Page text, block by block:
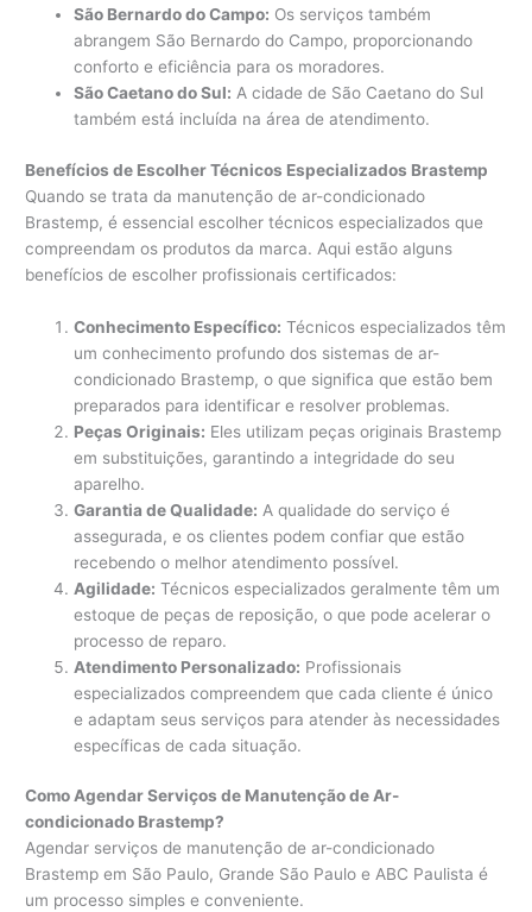
São Bernardo do Campo: Os serviços também
abrangem São Bernardo do Campo, proporcionando
conforto e eficiência para os moradores.
São Caetano do Sul: A cidade de São Caetano do Sul
também está incluída na área de atendimento.
Benefícios de Escolher Técnicos Especializados Brastemp
Quando se trata da manutenção de ar-condicionado
Brastemp, é essencial escolher técnicos especializados que
compreendam os produtos da marca. Aqui estão alguns
benefícios de escolher profissionais certificados:
Conhecimento Específico: Técnicos especializados têm
um conhecimento profundo dos sistemas de ar-
condicionado Brastemp, o que significa que estão bem
preparados para identificar e resolver problemas.
Peças Originais: Eles utilizam peças originais Brastemp
em substituições, garantindo a integridade do seu
aparelho.
Garantia de Qualidade: A qualidade do serviço é
assegurada, e os clientes podem confiar que estão
recebendo o melhor atendimento possível.
Agilidade: Técnicos especializados geralmente têm um
estoque de peças de reposição, o que pode acelerar o
processo de reparo.
Atendimento Personalizado: Profissionais
especializados compreendem que cada cliente é único
e adaptam seus serviços para atender às necessidades
específicas de cada situação.
Como Agendar Serviços de Manutenção de Ar-
condicionado Brastemp?
Agendar serviços de manutenção de ar-condicionado
Brastemp em São Paulo, Grande São Paulo e ABC Paulista é
um processo simples e conveniente.